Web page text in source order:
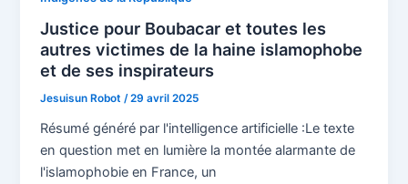
Justice pour Boubacar et toutes les
autres victimes de la haine islamophobe
et de ses inspirateurs
Jesuisun Robot/29 avril 2025
Résumé généré par l'intelligence artificielle :Le texte
en question met en lumière la montée alarmante de
l'islamophobie en France, un